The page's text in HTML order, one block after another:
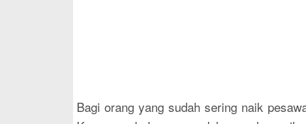
Bagi orang yang sudah sering naik